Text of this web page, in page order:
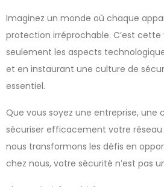
Imaginez un monde où chaque
protection irréprochable. C’est
seulement les aspects
et en instaurant une culture de
essentiel.
Que vous soyez une entreprise,
sécuriser efficacement votre
nous transformons les défis en
chez nous, votre sécurité n’est pas